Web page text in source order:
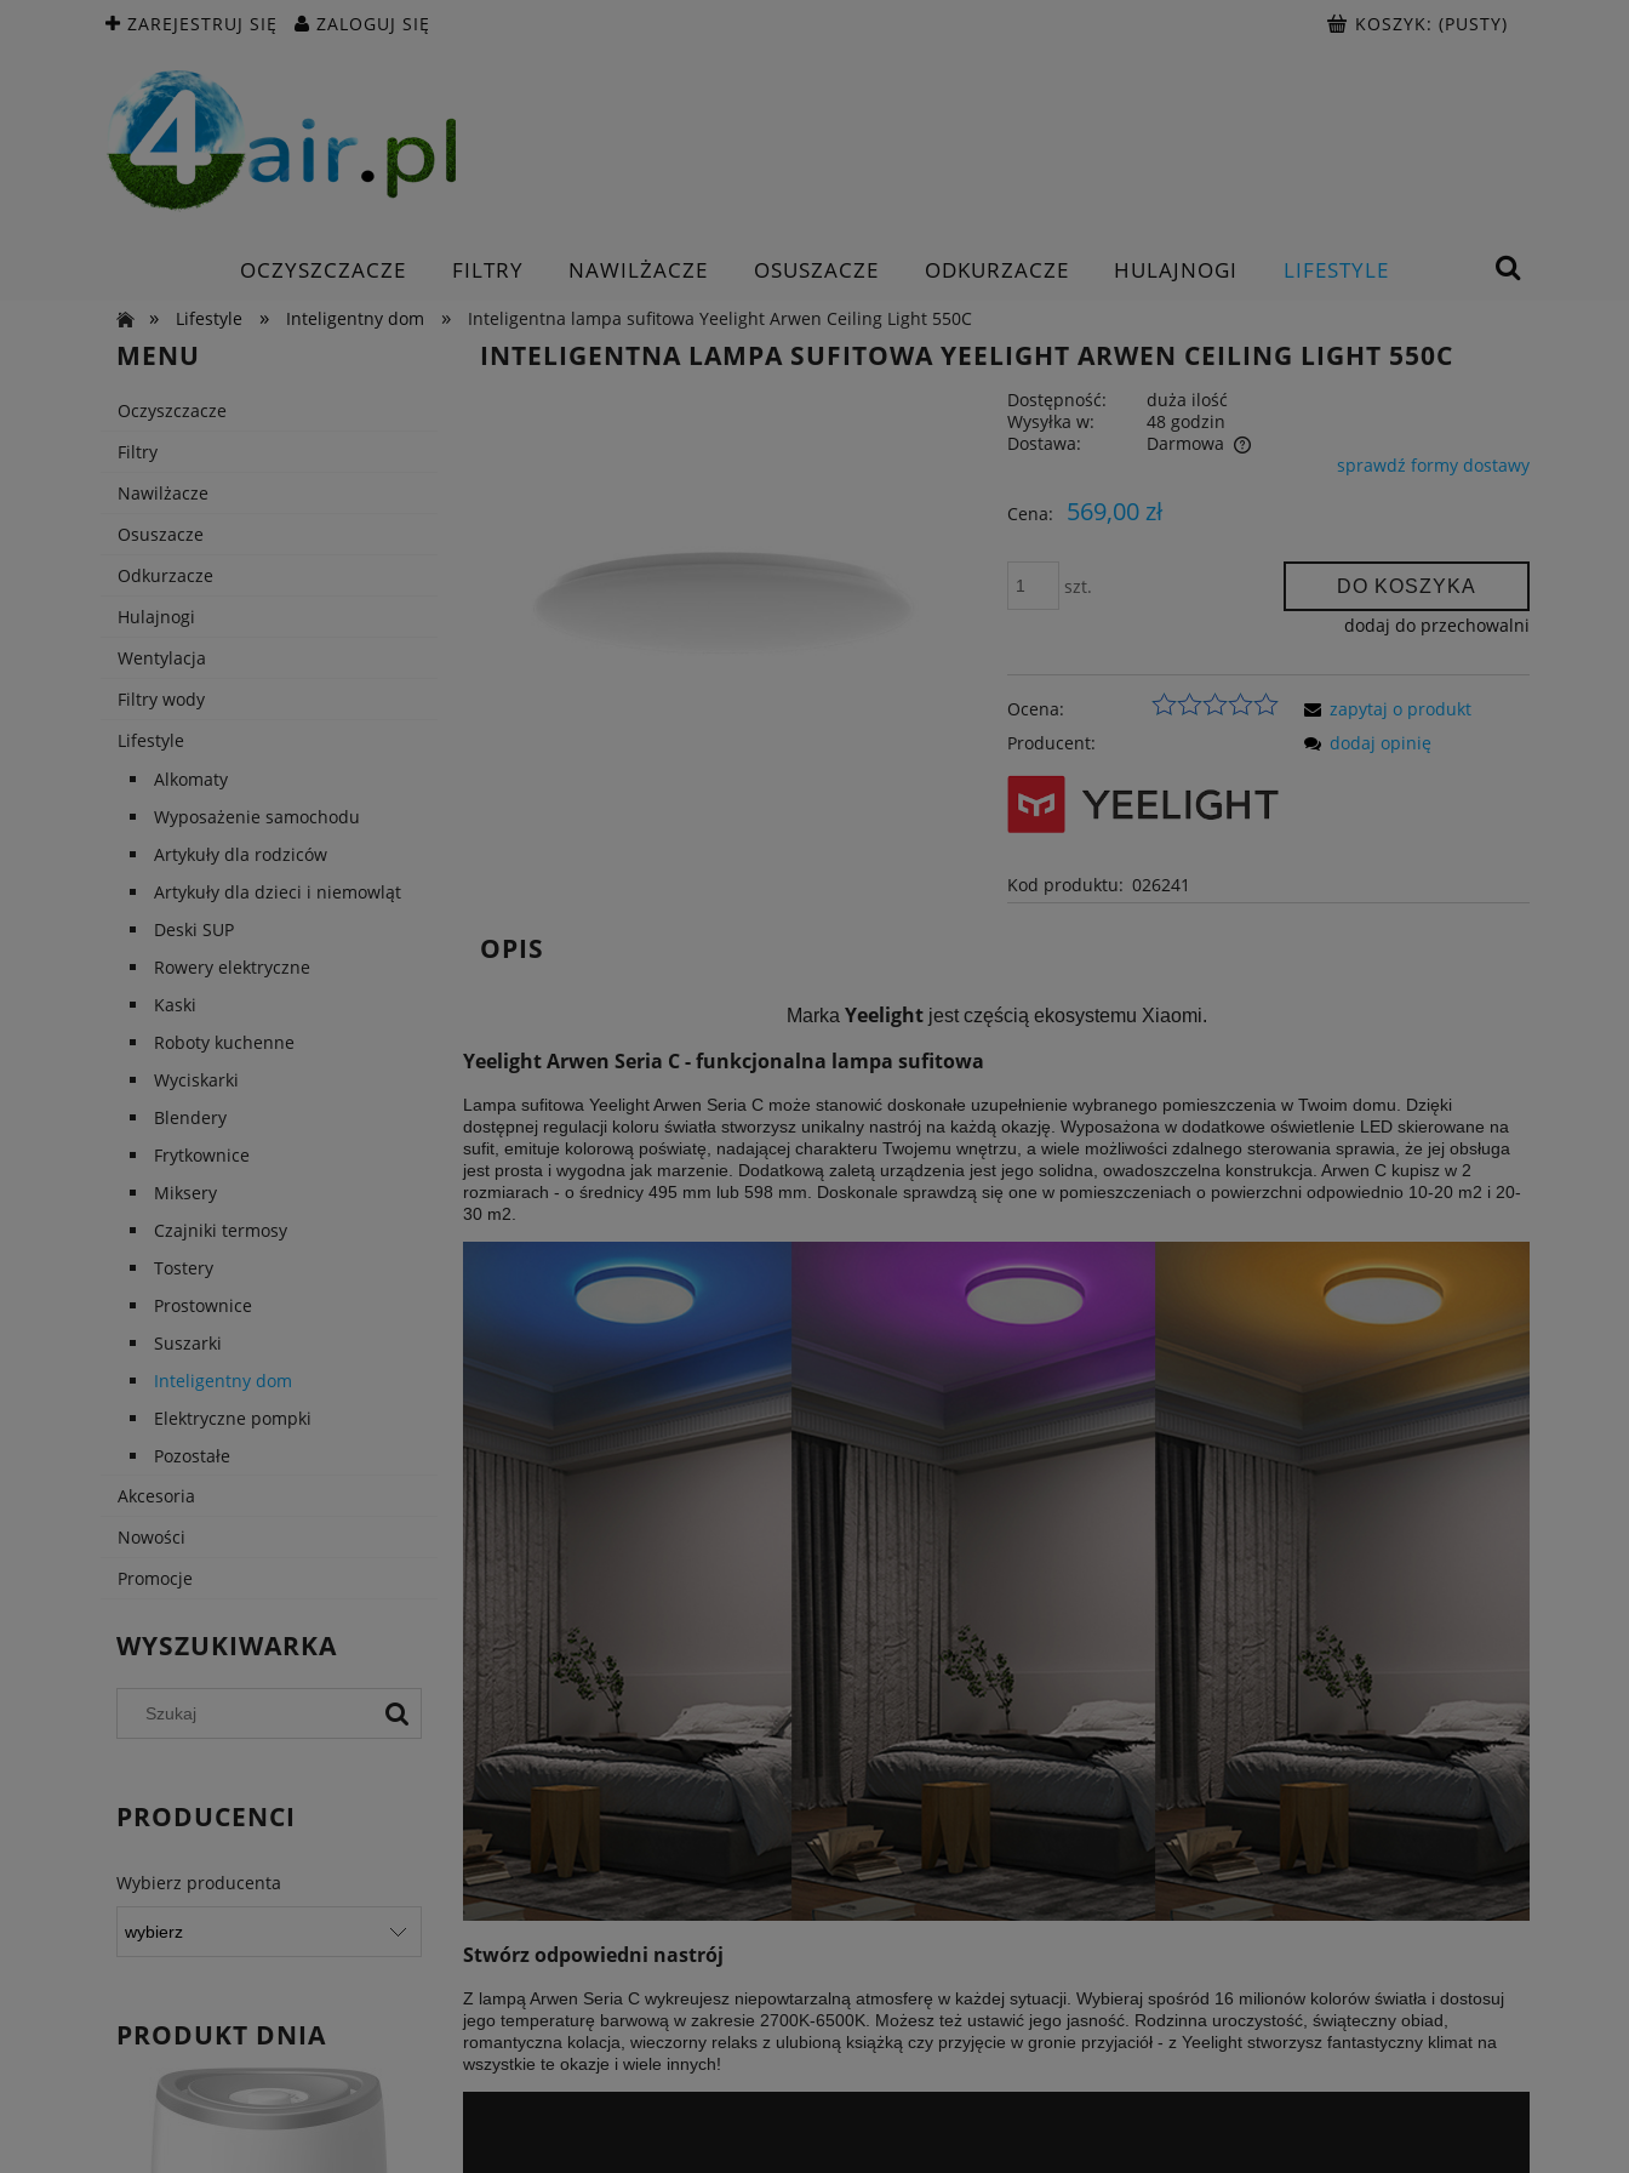
ZAREJESTRUJ SIĘ ZALOGUJ SIĘ KOSZYK: (PUSTY)
OCZYSZCZACZE FILTRY NAWILŻACZE OSUSZACZE ODKURZACZE HULAJNOGI
LIFESTYLE
»
Lifestyle » Inteligentny dom » Inteligentna lampa sufitowa Yeelight Arwen Ceiling Light 550C
MENU
Oczyszczacze
Filtry
Nawilżacze
Osuszacze
Odkurzacze
Hulajnogi
Wentylacja
Filtry wody
Lifestyle
Alkomaty
Wyposażenie samochodu
Artykuły dla rodziców
Artykuły dla dzieci i niemowląt
Deski SUP
Rowery elektryczne
Kaski
Roboty kuchenne
Wyciskarki
Blendery
Frytkownice
Miksery
Czajniki termosy
Tostery
Prostownice
Suszarki
Inteligentny dom
Elektryczne pompki
Pozostałe
Akcesoria
Nowości
Promocje
WYSZUKIWARKA
PRODUCENCI
Wybierz producenta
PRODUKT DNIA
INTELIGENTNA LAMPA SUFITOWA YEELIGHT ARWEN CEILING LIGHT 550C
Dostępność:
duża ilość
Wysyłka w:
48 godzin
Dostawa:
Darmowa
Cena nie zawiera ewentualnych kosztów
sprawdź formy dostawy
Cena: 569,00 zł
szt. DO KOSZYKA
dodaj do przechowalni
Ocena:
Producent:
Kod produktu: 026241
zapytaj o produkt
dodaj opinię
OPIS
Marka Yeelightjest częścią ekosystemu Xiaomi.
Yeelight Arwen Seria C - funkcjonalna lampa sufitowa
Lampa sufitowa Yeelight Arwen Seria C może stanowić doskonałe uzupełnienie wybranego pomieszczenia w Twoim domu. Dzięki
dostępnej regulacji koloru światła stworzysz unikalny nastrój na każdą okazję. Wyposażona w dodatkowe oświetlenie LED skierowane na
sufit, emituje kolorową poświatę, nadającej charakteru Twojemu wnętrzu, a wiele możliwości zdalnego sterowania sprawia, że jej obsługa
jest prosta i wygodna jak marzenie. Dodatkową zaletą urządzenia jest jego solidna, owadoszczelna konstrukcja. Arwen C kupisz w 2
rozmiarach - o średnicy 495 mm lub 598 mm. Doskonale sprawdzą się one w pomieszczeniach o powierzchni odpowiednio 10-20 m2 i 20-
30 m2.
Stwórz odpowiedni nastrój
Z lampą Arwen Seria C wykreujesz niepowtarzalną atmosferę w każdej sytuacji. Wybieraj spośród 16 milionów kolorów światła i dostosuj
jego temperaturę barwową w zakresie 2700K-6500K. Możesz też ustawić jego jasność. Rodzinna uroczystość, świąteczny obiad,
romantyczna kolacja, wieczorny relaks z ulubioną książką czy przyjęcie w gronie przyjaciół - z Yeelight stworzysz fantastyczny klimat na
wszystkie te okazje i wiele innych!